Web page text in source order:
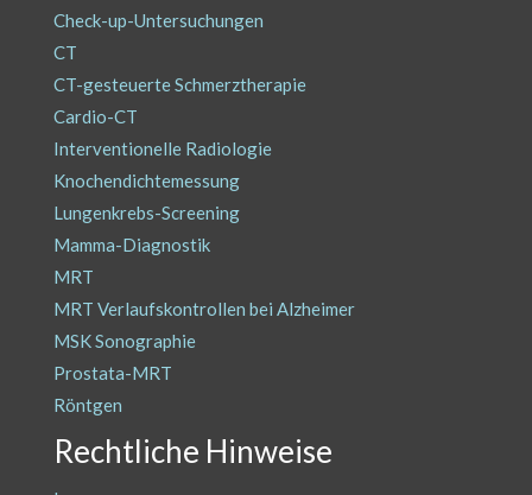
Check-up-Untersuchungen
CT
CT-gesteuerte Schmerztherapie
Cardio-CT
Interventionelle Radiologie
Knochendichtemessung
Lungenkrebs-Screening
Mamma-Diagnostik
MRT
MRT Verlaufskontrollen bei Alzheimer
MSK Sonographie
Prostata-MRT
Röntgen
Rechtliche Hinweise